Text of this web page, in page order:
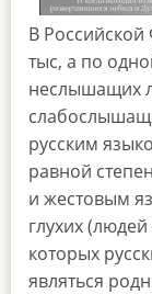
В
тыс, а по
неслышащих
русским
равной
и жестовым
глухих
которых
являться